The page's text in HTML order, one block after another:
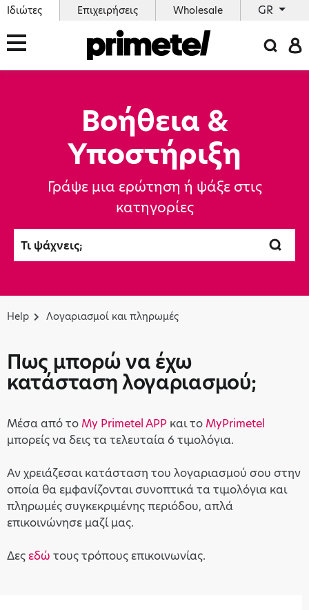
Ιδιώτες Επιχειρήσεις Wholesale GR
Βοήθεια &
Υποστήριξη
Γράψε μια ερώτηση ή ψάξε στις
κατηγορίες
Help Λογαριασμοί και πληρωμές
Πως μπορώ να έχω
κατάσταση λογαριασμού;
Μέσα από τοMy Primetel APP και τοMyPrimetel
μπορείς να δεις τα τελευταία 6 τιμολόγια.
Αν χρειάζεσαι κατάσταση του λογαριασμού σου στην
οποία θα εμφανίζονται συνοπτικά τα τιμολόγια και
πληρωμές συγκεκριμένης περιόδου, απλά
επικοινώνησε μαζί μας.
Δεςεδώ τους τρόπους επικοινωνίας.